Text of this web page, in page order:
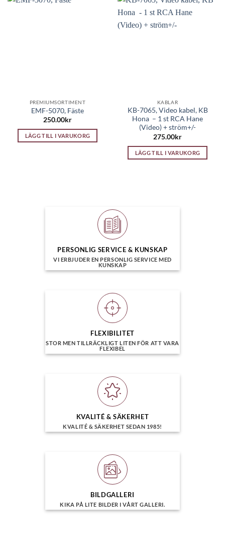
PREMIUMSORTIMENT
EMF-5070, Fäste
250.00kr
LÄGG TILL I VARUKORG
KABLAR
KB-7065, Video kabel, KB
Hona – 1 st RCA Hane
(Video) + ström+/-
275.00kr
LÄGG TILL I VARUKORG
PERSONLIG SERVICE & KUNSKAP
VI ERBJUDER EN PERSONLIG SERVICE MED
KUNSKAP
FLEXIBILITET
STOR MEN TILLRÄCKLIGT LITEN FÖR ATT VARA
FLEXIBEL
KVALITÉ & SÄKERHET
KVALITÉ & SÄKERHET SEDAN 1985!
BILDGALLERI
KIKA PÅ LITE BILDER I VÅRT GALLERI.